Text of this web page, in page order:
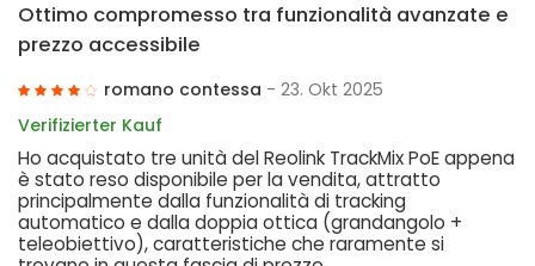
Ottimo compromesso tra funzionalità avanzate e
prezzo accessibile
romano contessa - 23. Okt 2025
Verifizierter Kauf
Ho acquistato tre unità del Reolink TrackMix PoE appena
è stato reso disponibile per la vendita, attratto
principalmente dalla funzionalità di tracking
automatico e dalla doppia ottica (grandangolo +
teleobiettivo), caratteristiche che raramente si